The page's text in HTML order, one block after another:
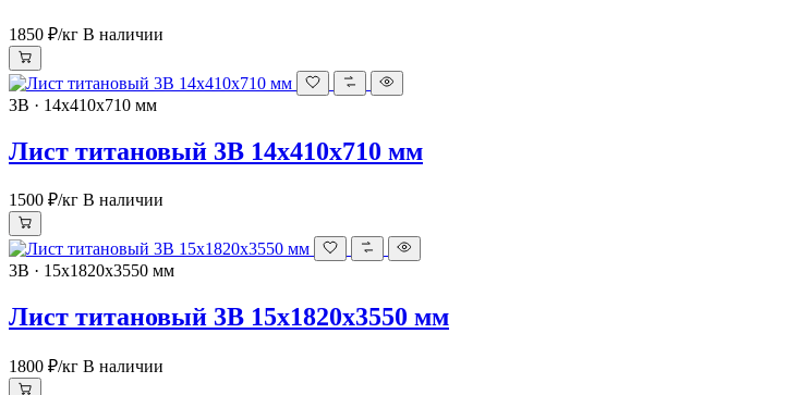
1850 ₽/кг В наличии
3В · 14х410х710 мм
Лист титановый 3В 14х410х710 мм
1500 ₽/кг В наличии
3В · 15х1820х3550 мм
Лист титановый 3В 15х1820х3550 мм
1800 ₽/кг В наличии